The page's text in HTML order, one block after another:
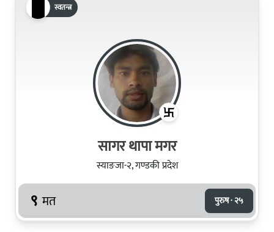
स्वतन्त्र
सागर थापा मगर
स्याङजा-२, गण्डकी प्रदेश
९ मत पुरुष · २५